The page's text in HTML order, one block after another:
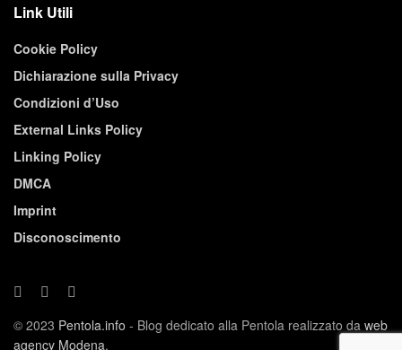
Link Utili
Cookie Policy
Dichiarazione sulla Privacy
Condizioni d’Uso
External Links Policy
Linking Policy
DMCA
Imprint
Disconoscimento
© 2023 Pentola.info - Blog dedicato alla Pentola realizzato da web
agency Modena.